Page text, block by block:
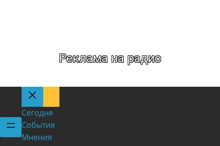
Реклама на радио
Сегодня
События
Мнения